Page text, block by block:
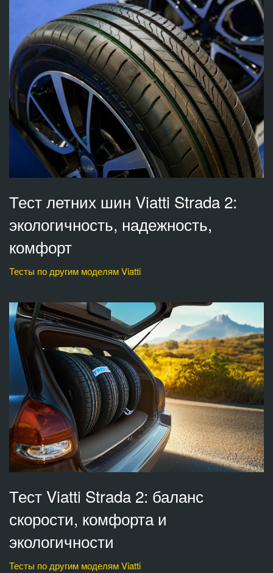
Тест летних шин Viatti Strada 2:
экологичность, надежность,
комфорт
Тесты по другим моделям Viatti
Тест Viatti Strada 2: баланс
скорости, комфорта и
экологичности
Тесты по другим моделям Viatti